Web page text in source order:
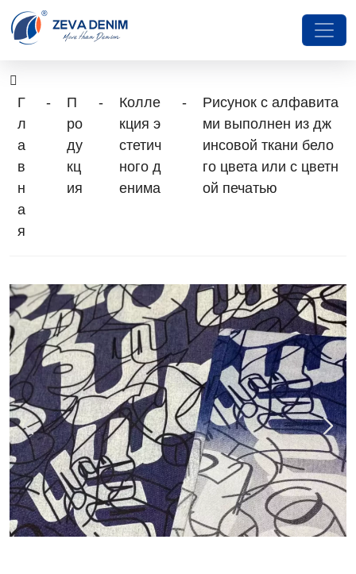
Г
л
а
в
н
а
я
-
П
ро
ду
кц
ия
-
Колле
кция э
стетич
ного д
енима
-
Рисунок с алфавита
ми выполнен из дж
инсовой ткани бело
го цвета или с цветн
ой печатью